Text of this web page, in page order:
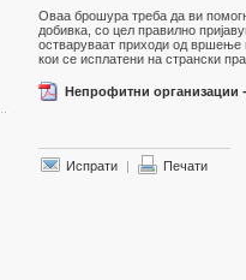
Оваа брошура треба да ви
добивка, со цел правилно
остваруваат приходи од вршење
кои се исплатени на странски
Непрофитни организации -
Испрати | Печати